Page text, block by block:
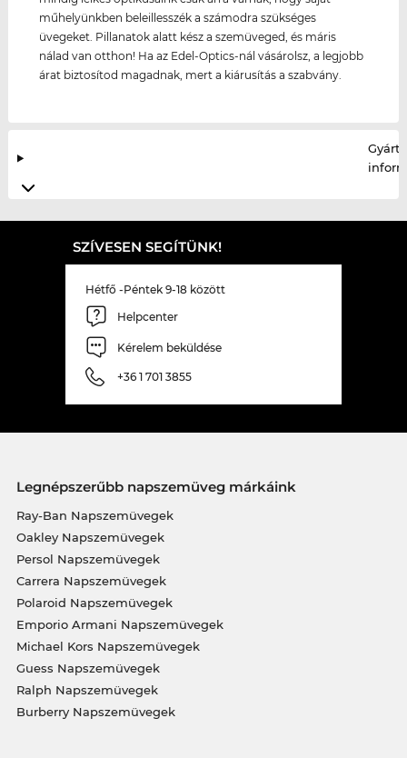
műhelyünkben beleillesszék a számodra szükséges
üvegeket. Pillanatok alatt kész a szemüveged, és máris
nálad van otthon! Ha az Edel-Optics-nál vásárolsz, a legjobb
árat biztosítod magadnak, mert a kiárusítás a szabvány.
SZÍVESEN SEGÍTÜNK!
Hétfő -Péntek 9-18 között
Helpcenter
Kérelem beküldése
+36 1 701 3855
Legnépszerűbb napszemüveg márkáink
Ray-Ban Napszemüvegek
Oakley Napszemüvegek
Persol Napszemüvegek
Carrera Napszemüvegek
Polaroid Napszemüvegek
Emporio Armani Napszemüvegek
Michael Kors Napszemüvegek
Guess Napszemüvegek
Ralph Napszemüvegek
Burberry Napszemüvegek